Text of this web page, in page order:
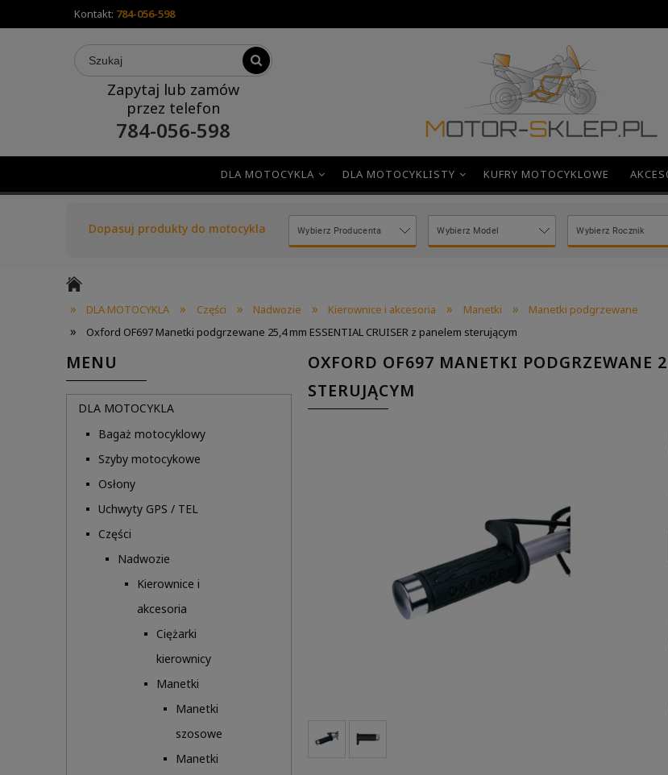
Kontakt: 784-056-598
Zapytaj lub zamów
przez telefon
784-056-598
DLA MOTOCYKLA DLA MOTOCYKLISTY KUFRY MOTOCYKLOWE
Dopasuj produkty do motocykla
» DLA MOTOCYKLA » Części » Nadwozie » Kierownice i akcesoria » Manetki » Manetki podgrzewane
» Oxford OF697 Manetki podgrzewane 25,4 mm ESSENTIAL CRUISER z panelem sterującym
MENU
DLA MOTOCYKLA
Bagaż motocyklowy
Szyby motocykowe
Osłony
Uchwyty GPS / TEL
Części
Nadwozie
Kierownice i
akcesoria
Ciężarki
kierownicy
Manetki
Manetki
szosowe
Manetki
OXFORD OF697 MANETKI PODGRZEWANE
STERUJĄCYM